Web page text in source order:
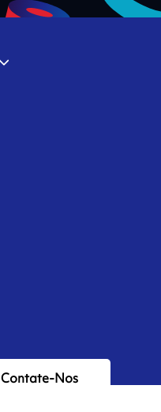
Contate-Nos